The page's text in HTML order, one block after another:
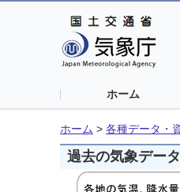
ホーム
ホーム > 各種データ・
過去の気象デー